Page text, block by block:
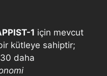
1 için mevcut
kütleye sahiptir;
30 daha